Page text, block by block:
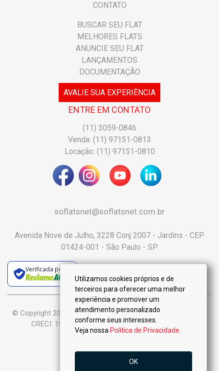
CONTATO
BUSCAR SEU FLAT
MELHORES FLATS
ANUNCIE SEU FLAT
LANÇAMENTOS
DOCUMENTAÇÃO
AVALIE SUA EXPERIÊNCIA
ENTRE EM CONTATO
(11) 3059-0846
Venda: (11) 97151-0813
Locação: (11) 97151-0810
soflatsnet@soflatsnet.com.br
Avenida Nove de Julho, 3228 Conj 2007 - Jardins - CEP
01424-001 - São Paulo - SP
Verificada por
© Copyright 2025 :: Só Flats Negócios Imobiliários Ltda-Me ::
CRECI: 19.926-J - Todos os Direitos Reservados.
Utilizamos cookies próprios e de
terceiros para oferecer uma melhor
experiência e promover um
atendimento personalizado
conforme seus interesses.
Veja nossa Política de Privacidade.
OK